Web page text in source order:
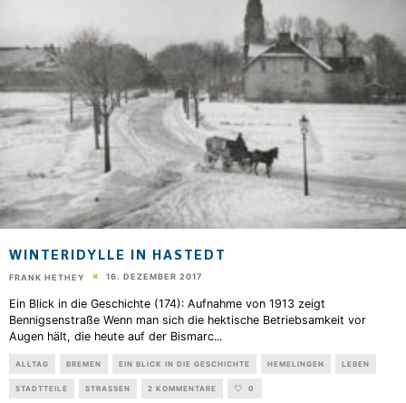
WINTERIDYLLE IN HASTEDT
FRANK HETHEY 16. DEZEMBER 2017
Ein Blick in die Geschichte (174): Aufnahme von 1913 zeigt
Bennigsenstraße Wenn man sich die hektische Betriebsamkeit vor
Augen hält, die heute auf der Bismarc...
ALLTAG BREMEN EIN BLICK IN DIE GESCHICHTE HEMELINGEN LEBEN
STADTTEILE STRASSEN 2 KOMMENTARE 0